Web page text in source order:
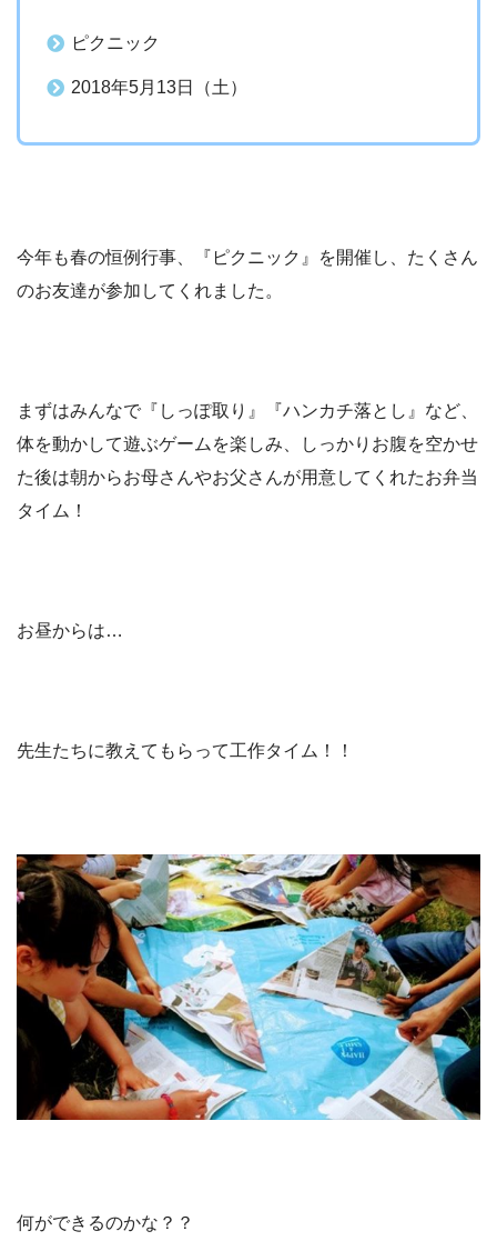
ピクニック
2018年5月13日（土）
今年も春の恒例行事、『ピクニック』を開催し、たくさん
のお友達が参加してくれました。
まずはみんなで『しっぽ取り』『ハンカチ落とし』など、
体を動かして遊ぶゲームを楽しみ、しっかりお腹を空かせ
た後は朝からお母さんやお父さんが用意してくれたお弁当
タイム！
お昼からは…
先生たちに教えてもらって工作タイム！！
何ができるのかな？？